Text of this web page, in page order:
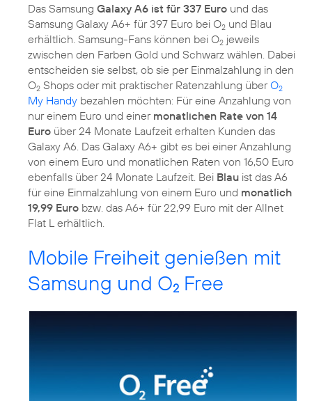
Das Samsung Galaxy A6 ist für 337 Euro und das
Samsung Galaxy A6+ für 397 Euro bei O2 und Blau
erhältlich. Samsung-Fans können bei O2 jeweils
zwischen den Farben Gold und Schwarz wählen. Dabei
entscheiden sie selbst, ob sie per Einmalzahlung in den
O2 Shops oder mit praktischer Ratenzahlung überO2
My Handy bezahlen möchten: Für eine Anzahlung von
nur einem Euro und einer monatlichen Rate von 14
Euro über 24 Monate Laufzeit erhalten Kunden das
Galaxy A6. Das Galaxy A6+ gibt es bei einer Anzahlung
von einem Euro und monatlichen Raten von 16,50 Euro
ebenfalls über 24 Monate Laufzeit. Bei Blau ist das A6
für eine Einmalzahlung von einem Euro und monatlich
19,99 Euro bzw. das A6+ für 22,99 Euro mit der Allnet
Flat L erhältlich.
Mobile Freiheit genießen mit
Samsung und O2 Free